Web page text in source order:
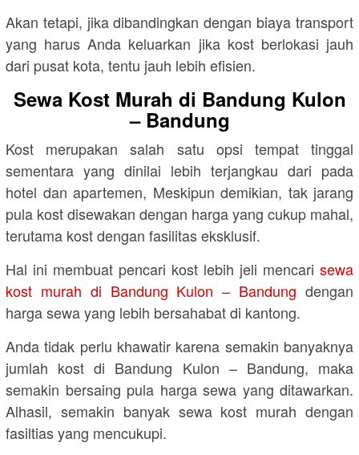
Akan tetapi, jika dibandingkan dengan biaya transport
yang harus Anda keluarkan jika kost berlokasi jauh
dari pusat kota, tentu jauh lebih efisien.
Sewa Kost Murah di Bandung Kulon
– Bandung
Kost merupakan salah satu opsi tempat tinggal
sementara yang dinilai lebih terjangkau dari pada
hotel dan apartemen, Meskipun demikian, tak jarang
pula kost disewakan dengan harga yang cukup mahal,
terutama kost dengan fasilitas eksklusif.
Hal ini membuat pencari kost lebih jeli mencari sewa
kost murah di Bandung Kulon – Bandung dengan
harga sewa yang lebih bersahabat di kantong.
Anda tidak perlu khawatir karena semakin banyaknya
jumlah kost di Bandung Kulon – Bandung, maka
semakin bersaing pula harga sewa yang ditawarkan.
Alhasil, semakin banyak sewa kost murah dengan
fasiltias yang mencukupi.